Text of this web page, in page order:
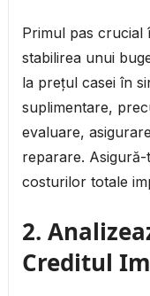
Primul pas crucial
stabilirea unui
la prețul casei în
suplimentare,
evaluare,
reparare.
costurilor totale
2.
Creditul